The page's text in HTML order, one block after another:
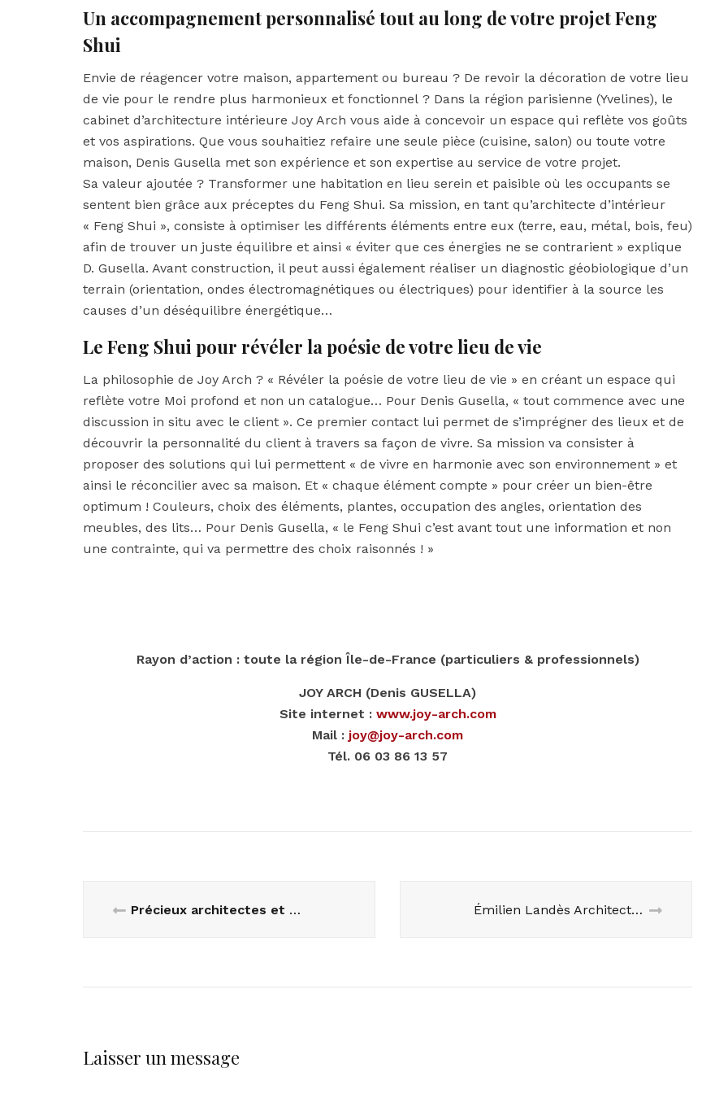
Un accompagnement personnalisé tout au long de votre projet Feng
Shui
Envie de réagencer votre maison, appartement ou bureau ? De revoir la décoration de votre lieu
de vie pour le rendre plus harmonieux et fonctionnel ? Dans la région parisienne (Yvelines), le
cabinet d’architecture intérieure Joy Arch vous aide à concevoir un espace qui reflète vos goûts
et vos aspirations. Que vous souhaitiez refaire une seule pièce (cuisine, salon) ou toute votre
maison, Denis Gusella met son expérience et son expertise au service de votre projet.
Sa valeur ajoutée ? Transformer une habitation en lieu serein et paisible où les occupants se
sentent bien grâce aux préceptes du Feng Shui. Sa mission, en tant qu’architecte d’intérieur
« Feng Shui », consiste à optimiser les différents éléments entre eux (terre, eau, métal, bois, feu)
afin de trouver un juste équilibre et ainsi « éviter que ces énergies ne se contrarient » explique
D. Gusella. Avant construction, il peut aussi également réaliser un diagnostic géobiologique d’un
terrain (orientation, ondes électromagnétiques ou électriques) pour identifier à la source les
causes d’un déséquilibre énergétique…
Le Feng Shui pour révéler la poésie de votre lieu de vie
La philosophie de Joy Arch ? « Révéler la poésie de votre lieu de vie » en créant un espace qui
reflète votre Moi profond et non un catalogue… Pour Denis Gusella, « tout commence avec une
discussion in situ avec le client ». Ce premier contact lui permet de s’imprégner des lieux et de
découvrir la personnalité du client à travers sa façon de vivre. Sa mission va consister à
proposer des solutions qui lui permettent « de vivre en harmonie avec son environnement » et
ainsi le réconcilier avec sa maison. Et « chaque élément compte » pour créer un bien-être
optimum ! Couleurs, choix des éléments, plantes, occupation des angles, orientation des
meubles, des lits… Pour Denis Gusella, « le Feng Shui c’est avant tout une information et non
une contrainte, qui va permettre des choix raisonnés ! »
Rayon d’action : toute la région Île-de-France (particuliers & professionnels)
JOY ARCH (Denis GUSELLA)
Site internet : www.joy-arch.com
Mail : joy@joy-arch.com
Tél. 06 03 86 13 57
Précieux architectes et décorateurs d’intérieur Émilien Landès Architectures : révéler l’harmonie des espaces par la lumière
Laisser un message